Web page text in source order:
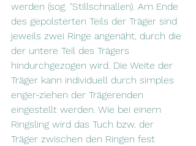
werden (sog. "Stillschnallen). Am Ende
des gepolsterten Teils der Träger sind
jeweils zwei Ringe angenäht, durch die
der untere Teil des Trägers
hindurchgezogen wird. Die Weite der
Träger kann individuell durch simples
enger-ziehen der Trägerenden
eingestellt werden. Wie bei einem
Ringsling wird das Tuch bzw. der
Träger zwischen den Ringen fest